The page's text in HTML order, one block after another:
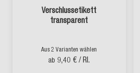
Verschlussetikett
transparent
Aus 2 Varianten wählen
ab 9,40 € / Rl.